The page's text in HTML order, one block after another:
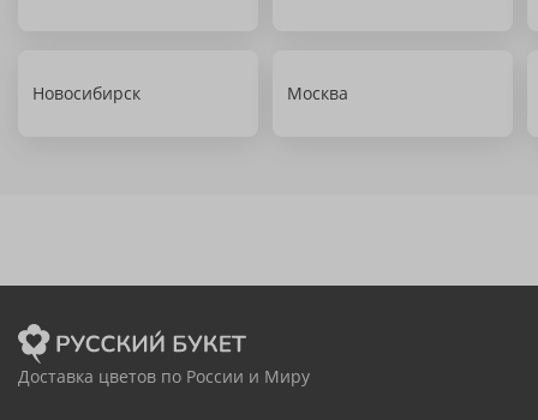
Новосибирск Москва
Доставка цветов по России и Миру